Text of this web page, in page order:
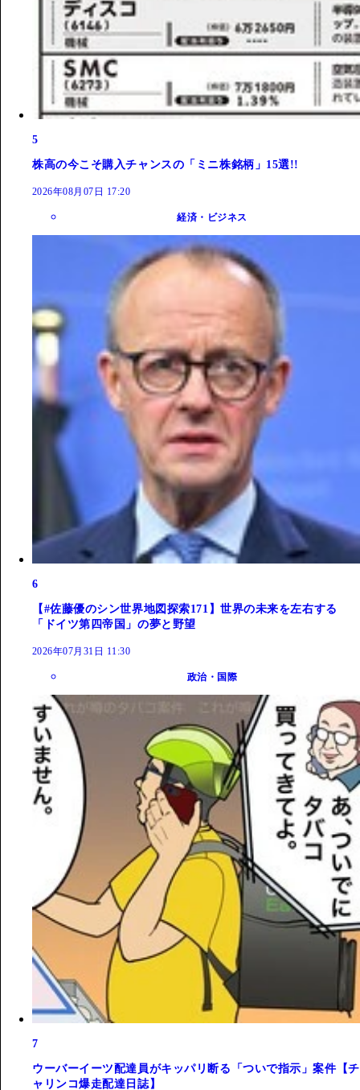
5
株高の今こそ購入チャンスの「ミニ株銘柄」15選!!
2026年08月07日 17:20
経済・ビジネス
6
【#佐藤優のシン世界地図探索171】世界の未来を左右する
「ドイツ第四帝国」の夢と野望
2026年07月31日 11:30
政治・国際
7
ウーバーイーツ配達員がキッパリ断る「ついで指示」案件【チ
ャリンコ爆走配達日誌】